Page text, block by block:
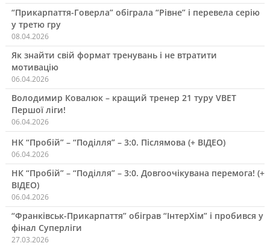
“Прикарпаття-Говерла” обіграла “Рівне” і перевела серію
у третю гру
08.04.2026
Як знайти свій формат тренувань і не втратити
мотивацію
06.04.2026
Володимир Ковалюк – кращий тренер 21 туру VBET
Першої ліги!
06.04.2026
НК “Пробій” – “Поділля” – 3:0. Післямова (+ ВІДЕО)
06.04.2026
НК “Пробій” – “Поділля” – 3:0. Довгоочікувана перемога! (+
ВІДЕО)
06.04.2026
“Франківськ-Прикарпаття” обіграв “ІнтерХім” і пробився у
фінал Суперліги
27.03.2026